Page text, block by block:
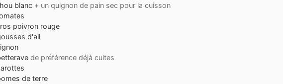
blanc + un quignon de pain sec pour la cuisson
poivron rouge
d'ail
de préférence déjà cuites
de terre